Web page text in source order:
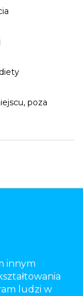
poza
innym
ludzi w